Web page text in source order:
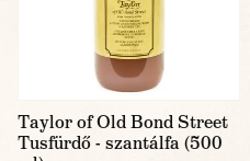
Taylor of Old Bond Street
Tusfürdő - szantálfa (500